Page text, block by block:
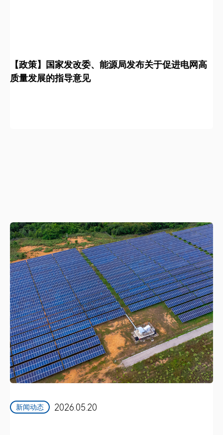
【政策】国家发改委、能源局发布关于促进电网高
质量发展的指导意见
新闻动态 2026.05.20